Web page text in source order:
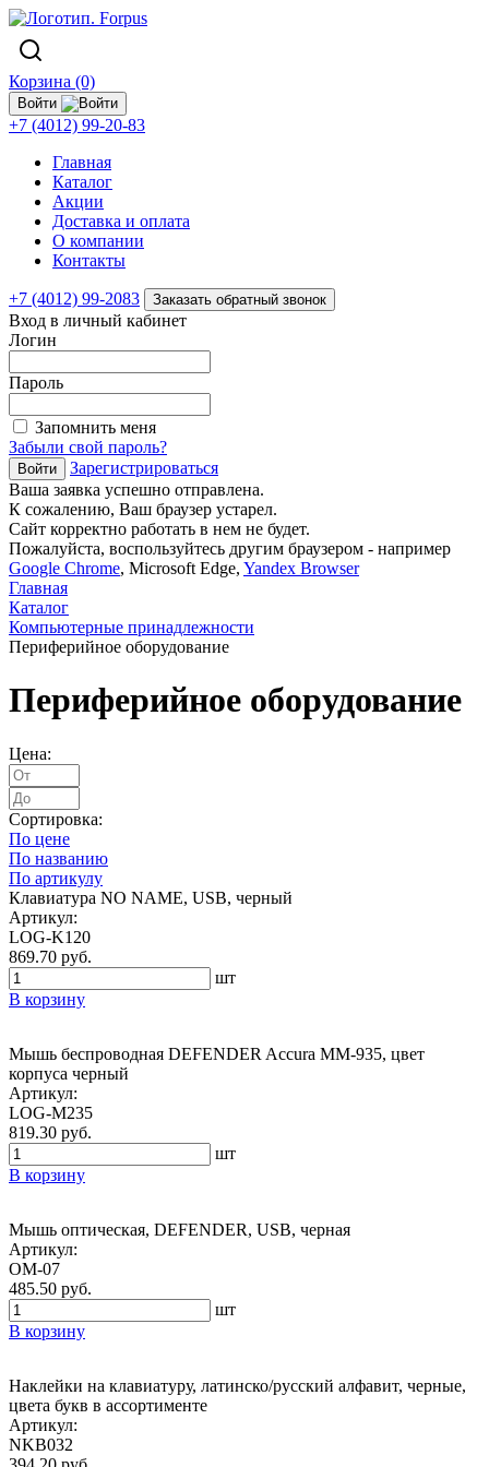
Корзина (0)
Войти
+7 (4012) 99-20-83
Главная
Каталог
Акции
Доставка и оплата
О компании
Контакты
+7 (4012) 99-2083 Заказать обратный звонок
Вход в личный кабинет
Логин
Пароль
Запомнить меня
Забыли свой пароль?
Зарегистрироваться
Ваша заявка успешно отправлена.
К сожалению, Ваш браузер устарел.
Сайт корректно работать в нем не будет.
Пожалуйста, воспользуйтесь другим браузером - например
Google Chrome, Microsoft Edge, Yandex Browser
Главная
Каталог
Компьютерные принадлежности
Периферийное оборудование
Периферийное оборудование
Цена:
Сортировка:
По цене
По названию
По артикулу
Клавиатура NO NAME, USB, черный
Артикул:
LOG-K120
869.70 руб.
шт
В корзину
Мышь беспроводная DEFENDER Accura MM-935, цвет
корпуса черный
Артикул:
LOG-M235
819.30 руб.
шт
В корзину
Мышь оптическая, DEFENDER, USB, черная
Артикул:
OM-07
485.50 руб.
шт
В корзину
Наклейки на клавиатуру, латинско/русский алфавит, черные,
цвета букв в ассортименте
Артикул:
NKB032